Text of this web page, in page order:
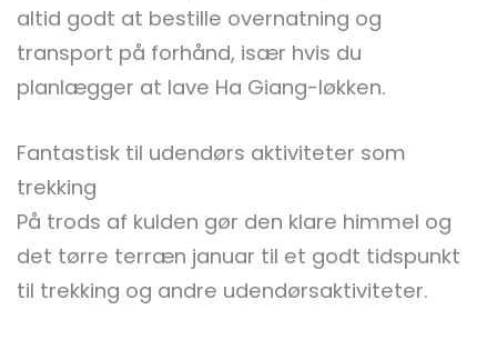
altid godt at bestille overnatning og
transport på forhånd, især hvis du
planlægger at lave Ha Giang-løkken.
Fantastisk til udendørs aktiviteter som
trekking
På trods af kulden gør den klare himmel og
det tørre terræn januar til et godt tidspunkt
til trekking og andre udendørsaktiviteter.